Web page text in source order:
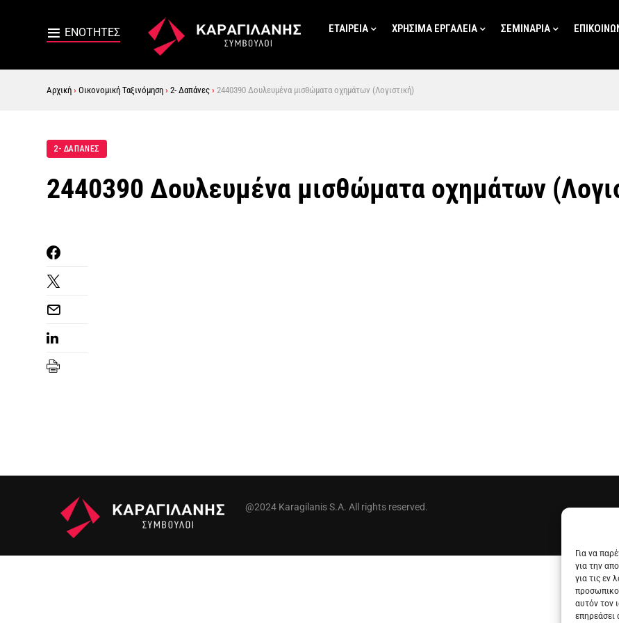
Για να
για την
για τις εν
αυτόν τον
επηρεάσει
ΕΤΑΙΡΕΙΑ ΧΡΗΣΙΜΑ ΕΡΓΑΛΕΙΑ ΣΕΜΙΝΑΡΙΑ
Αρχική › Οικονομική Ταξινόμηση › 2- Δαπάνες › 2440390 Δουλευμένα μισθώματα οχημάτων (Λογιστική)
2- ΔΑΠΑΝΕΣ
2440390 Δουλευμένα μισθώματα οχημάτων
@2024 Karagilanis S.A. All rights reserved.